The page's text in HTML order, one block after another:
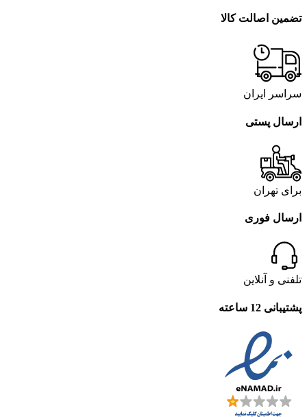
تضمین اصالت کالا
سراسر ایران
ارسال پستی
برای تهران
ارسال فوری
تلفنی و آنلاین
پشتیبانی 12 ساعته